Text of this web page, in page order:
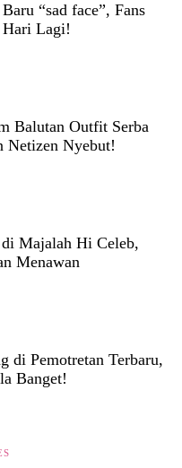
“sad face”, Fans
Lagi!
Balutan Outfit Serba
Nyebut!
Majalah Hi Celeb,
Menawan
di Pemotretan Terbaru,
Banget!